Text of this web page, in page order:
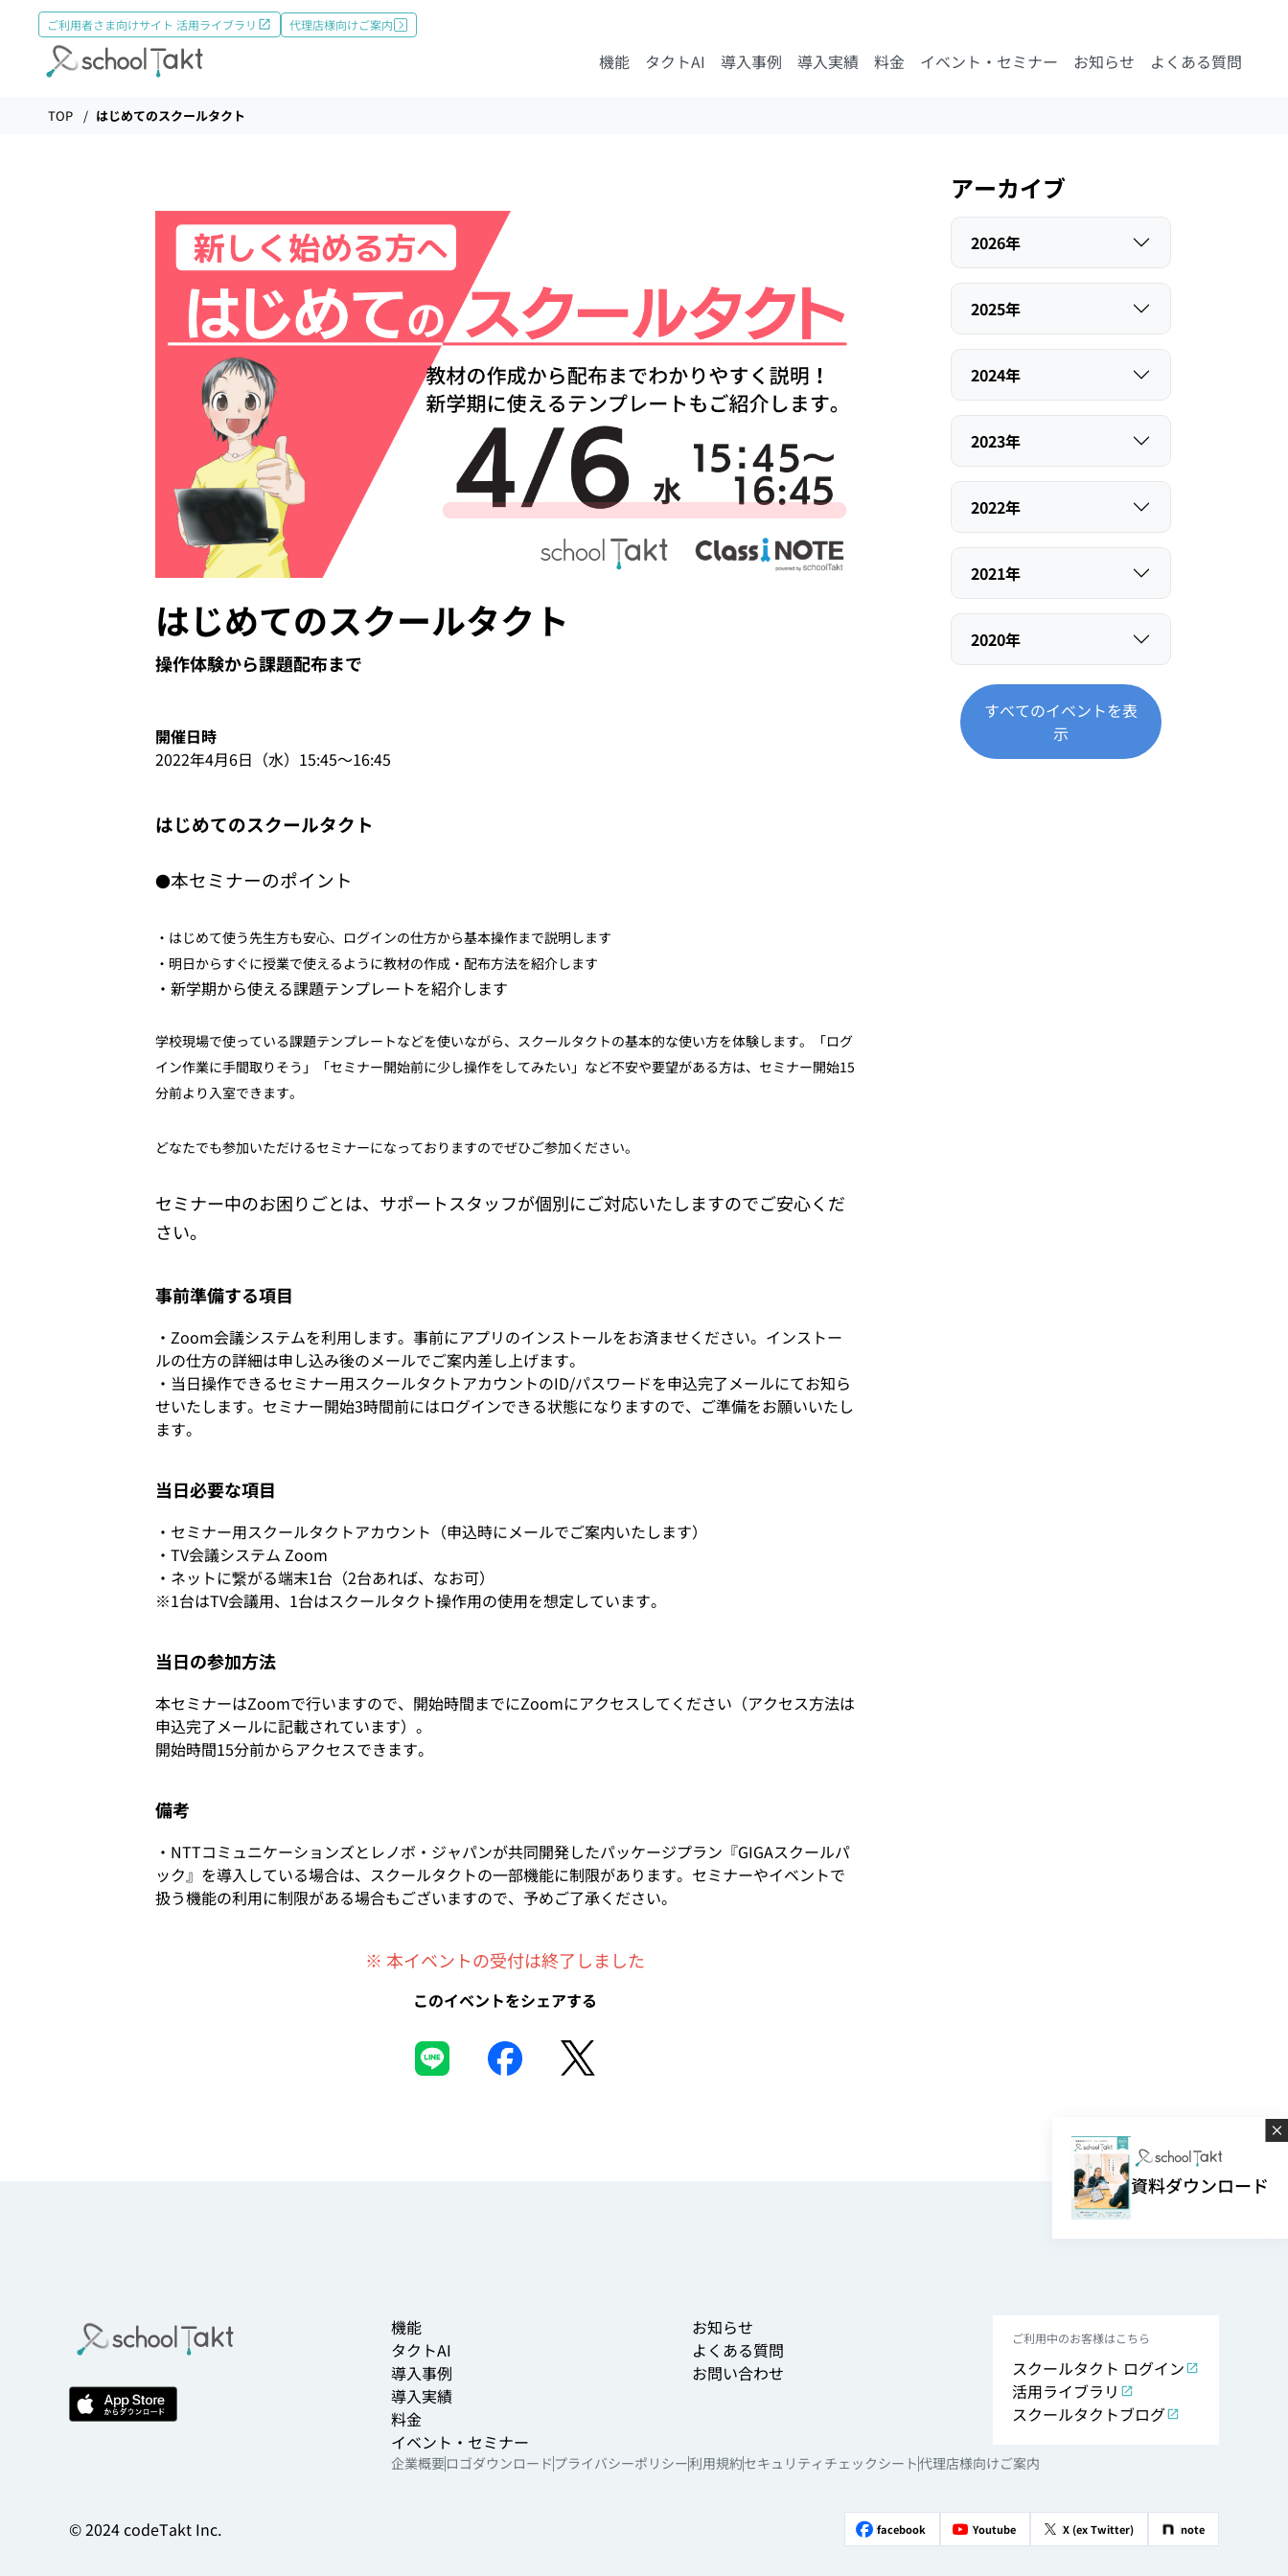
機能
イベント・セミナー
ご利用者さま向けサイト 活用ライブラリ 代理店様向けご案内
機能 タクトAI 導入事例 導入実績 料金 イベント・セミナー お知らせ よくある質問
TOP はじめてのスクールタクト
はじめてのスクールタクト
操作体験から課題配布まで
開催日時
2022年4月6日（水）15:45〜16:45
はじめてのスクールタクト
●本セミナーのポイント
・はじめて使う先生方も安心、ログインの仕方から基本操作まで説明します
・明日からすぐに授業で使えるように教材の作成・配布方法を紹介します
・新学期から使える課題テンプレートを紹介します
学校現場で使っている課題テンプレートなどを使いながら、スクールタクトの基本的な使い方を体験します。「ログ
イン作業に手間取りそう」「セミナー開始前に少し操作をしてみたい」など不安や要望がある方は、セミナー開始15
分前より入室できます。
どなたでも参加いただけるセミナーになっておりますのでぜひご参加ください。
セミナー中のお困りごとは、サポートスタッフが個別にご対応いたしますのでご安心くだ
さい。
事前準備する項目
・Zoom会議システムを利用します。事前にアプリのインストールをお済ませください。インストー
ルの仕方の詳細は申し込み後のメールでご案内差し上げます。
・当日操作できるセミナー用スクールタクトアカウントのID/パスワードを申込完了メールにてお知ら
せいたします。セミナー開始3時間前にはログインできる状態になりますので、ご準備をお願いいたし
ます。
当日必要な項目
・セミナー用スクールタクトアカウント（申込時にメールでご案内いたします）
・TV会議システム Zoom
・ネットに繋がる端末1台（2台あれば、なお可）
※1台はTV会議用、1台はスクールタクト操作用の使用を想定しています。
当日の参加方法
本セミナーはZoomで行いますので、開始時間までにZoomにアクセスしてください（アクセス方法は
申込完了メールに記載されています）。
開始時間15分前からアクセスできます。
備考
・NTTコミュニケーションズとレノボ・ジャパンが共同開発したパッケージプラン『GIGAスクールパ
ック』を導入している場合は、スクールタクトの一部機能に制限があります。セミナーやイベントで
扱う機能の利用に制限がある場合もございますので、予めご了承ください。
※ 本イベントの受付は終了しました
このイベントをシェアする
アーカイブ
2026年
2025年
2024年
2023年
2022年
2021年
2020年
すべてのイベントを表
示
資料ダウンロード
機能
タクトAI
導入事例
導入実績
料金
イベント・セミナー
お知らせ
よくある質問
お問い合わせ
ご利用中のお客様はこちら
スクールタクト ログイン
活用ライブラリ
スクールタクトブログ
企業概要ロゴダウンロード プライバシーポリシー利用規約セキュリティチェックシート代理店様向けご案内
© 2024 codeTakt Inc. facebook Youtube X (ex Twitter) note